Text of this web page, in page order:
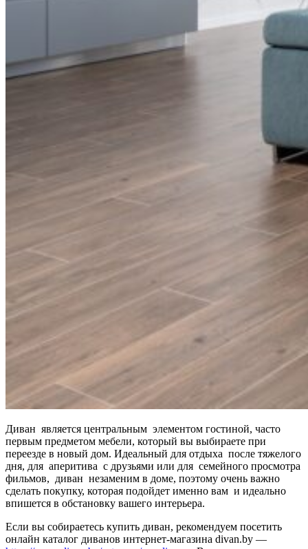
Диван является центральным элементом гостиной, часто
первым предметом мебели, который вы выбираете при
переезде в новый дом. Идеальный для отдыха после тяжелого
дня, для аперитива с друзьями или для семейного просмотра
фильмов, диван незаменим в доме, поэтому очень важно
сделать покупку, которая подойдет именно вам и идеально
впишется в обстановку вашего интерьера.
Если вы собираетесь купить диван, рекомендуем посетить
онлайн каталог диванов интернет-магазина divan.by —